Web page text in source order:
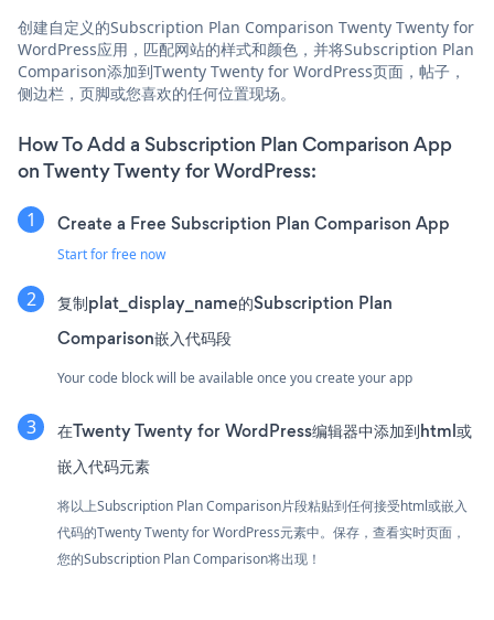
创建自定义的Subscription Plan Comparison Twenty Twenty for
WordPress应用，匹配网站的样式和颜色，并将Subscription Plan
Comparison添加到Twenty Twenty for WordPress页面，帖子，
侧边栏，页脚或您喜欢的任何位置现场。
How To Add a Subscription Plan Comparison App
on Twenty Twenty for WordPress:
Create a Free Subscription Plan Comparison App
Start for free now
复制plat_display_name的Subscription Plan
Comparison嵌入代码段
Your code block will be available once you create your app
在Twenty Twenty for WordPress编辑器中添加到html或
嵌入代码元素
将以上Subscription Plan Comparison片段粘贴到任何接受html或嵌入
代码的Twenty Twenty for WordPress元素中。保存，查看实时页面，
您的Subscription Plan Comparison将出现！